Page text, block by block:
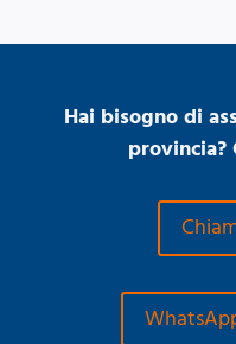
Hai bisogno di
provincia?